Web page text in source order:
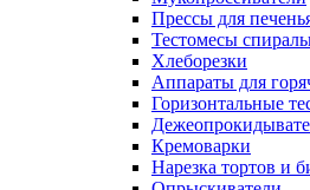
Прессы для
Тестомесы
Хлеборезки
Аппараты для
Горизонтальные
Кремоварки
Нарезка тортов и